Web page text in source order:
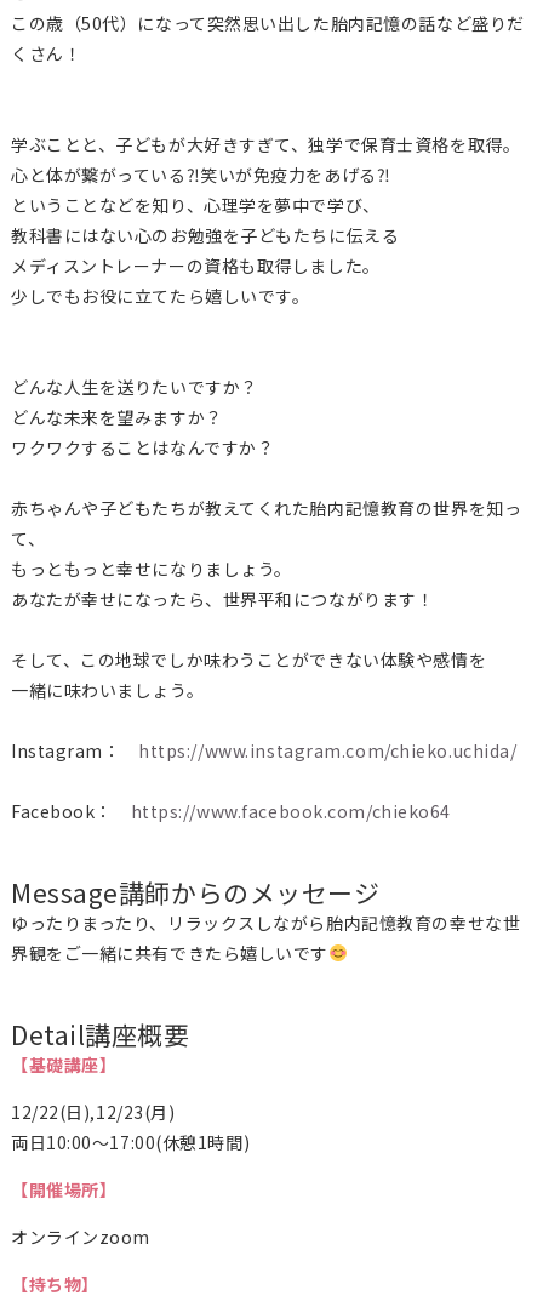
この歳（50代）になって突然思い出した胎内記憶の話など盛りだ
くさん！
学ぶことと、子どもが大好きすぎて、独学で保育士資格を取得。
心と体が繋がっている⁈笑いが免疫力をあげる⁈
ということなどを知り、心理学を夢中で学び、
教科書にはない心のお勉強を子どもたちに伝える
メディスントレーナーの資格も取得しました。
少しでもお役に立てたら嬉しいです。
どんな人生を送りたいですか？
どんな未来を望みますか？
ワクワクすることはなんですか？
赤ちゃんや子どもたちが教えてくれた胎内記憶教育の世界を知っ
て、
もっともっと幸せになりましょう。
あなたが幸せになったら、世界平和につながります！
そして、この地球でしか味わうことができない体験や感情を
一緒に味わいましょう。
Instagram： https://www.instagram.com/chieko.uchida/
Facebook： https://www.facebook.com/chieko64
Message講師からのメッセージ
ゆったりまったり、リラックスしながら胎内記憶教育の幸せな世
界観をご一緒に共有できたら嬉しいです
Detail講座概要
【基礎講座】
12/22(日),12/23(月)
両日10:00～17:00(休憩1時間)
【開催場所】
オンラインzoom
【持ち物】